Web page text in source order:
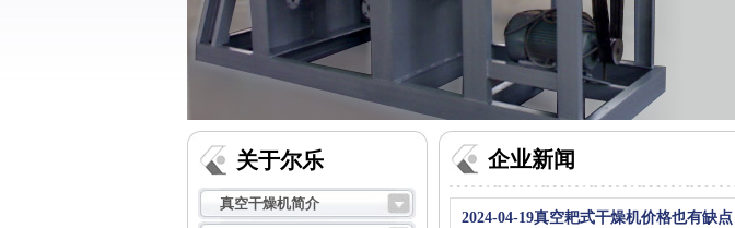
关于尔乐
真空干燥机简介
企业新闻
2024-04-19真空耙式干燥机价格也有缺点